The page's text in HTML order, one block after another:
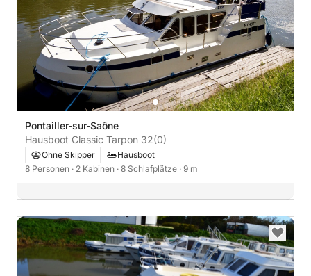
Pontailler-sur-Saône
Hausboot Classic Tarpon 32(0)
Ohne Skipper
Hausboot
8 Personen · 2 Kabinen · 8 Schlafplätze · 9 m